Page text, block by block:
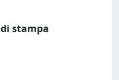
stampa